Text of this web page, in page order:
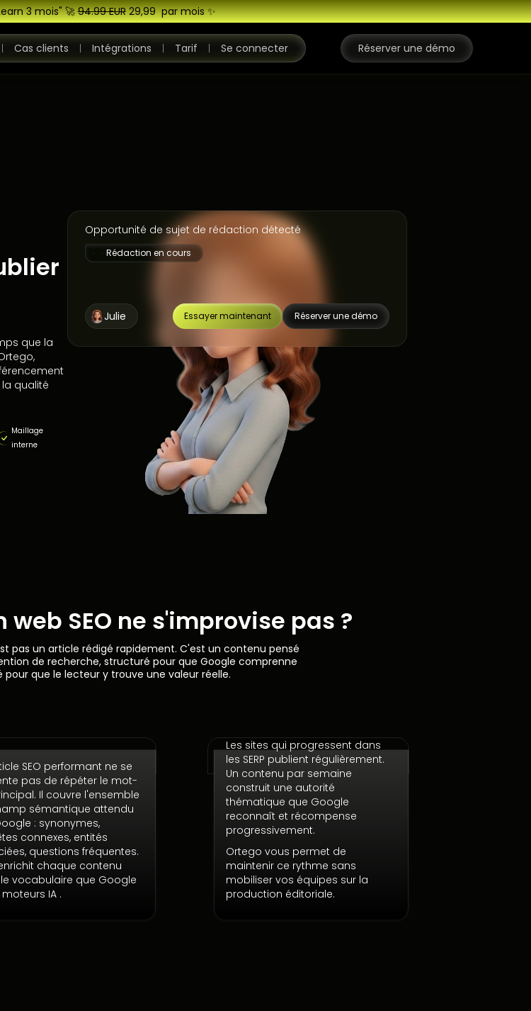
3 mois" 🚀94.99 EUR29,99 par mois ✨
Cas clients Intégrations Tarif Se connecter Réserver une démo
que la
qualité
Maillage
interne
Opportunité de sujet de rédaction détecté
Rédaction en cours
Julie Essayer maintenant Réserver une démo
SEO ne s'improvise pas ?
pas un article rédigé rapidement. C'est un contenu pensé
de recherche, structuré pour que Google comprenne
que le lecteur y trouve une valeur réelle.
SEO performant ne se
pas de répéter le mot-
Il couvre l'ensemble
sémantique attendu
: synonymes,
connexes, entités
questions fréquentes.
chaque contenu
vocabulaire que Google
IA .
Publier à une cadence régulière
Les sites qui progressent dans
les SERP publient régulièrement.
Un contenu par semaine
construit une autorité
thématique que Google
reconnaît et récompense
progressivement.
Ortego vous permet de
maintenir ce rythme sans
mobiliser vos équipes sur la
production éditoriale.